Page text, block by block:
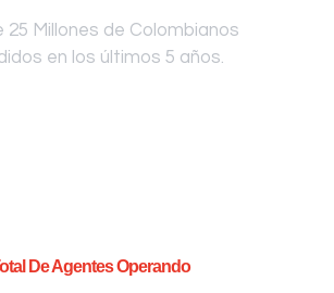
25 Millones de Colombianos
en los últimos 5 años.
De Agentes Operando